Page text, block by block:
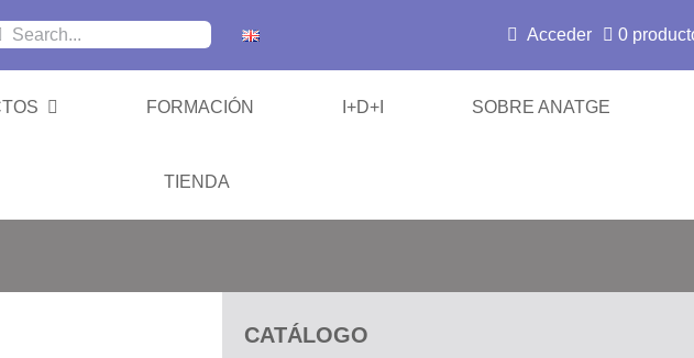
Acceder 0
SBRT / SABR
Colchones de Inmovilización
FORMACIÓN I+D+I SOBRE ANATGE
TIENDA
CATÁLOGO